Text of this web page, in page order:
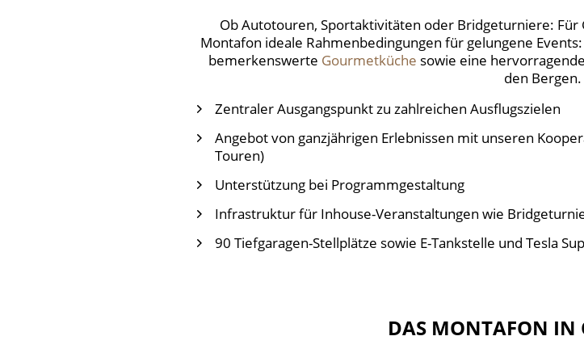
Ob Autotouren, Sportaktivitäten oder Bridgeturniere:
Montafon ideale Rahmenbedingungen für gelungene
bemerkenswerte Gourmetküche sowie eine
den Bergen.
Zentraler Ausgangspunkt zu zahlreichen Ausflugszielen
Angebot von ganzjährigen Erlebnissen mit unseren
Touren)
Unterstützung bei Programmgestaltung
Infrastruktur für Inhouse-Veranstaltungen wie
90 Tiefgaragen-Stellplätze sowie E-Tankstelle und Tesla
DAS MONTAFON IN